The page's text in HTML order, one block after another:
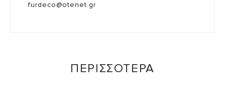
furdeco@otenet.gr
ΠΕΡΙΣΣΟΤΕΡΑ